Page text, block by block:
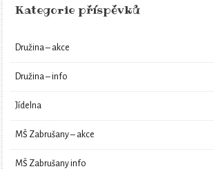
Kategorie příspěvků
Družina – akce
Družina – info
Jídelna
MŠ Zabrušany – akce
MŠ Zabrušany info